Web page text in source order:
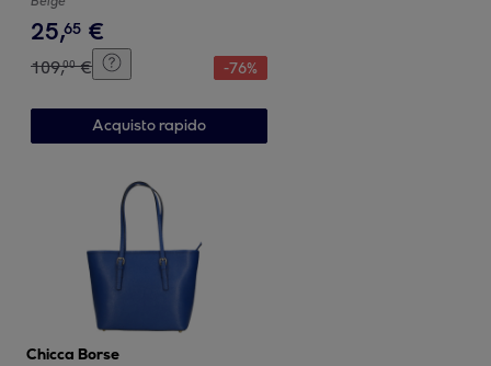
25,65 €
109,00 € -76%
Acquisto rapido
Chicca Borse